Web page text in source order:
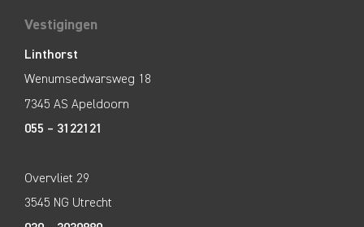
Vestigingen
Linthorst
Wenumsedwarsweg 18
7345 AS Apeldoorn
055 – 3122121
Overvliet 29
3545 NG Utrecht